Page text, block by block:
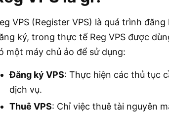
VPS (Register VPS) là quá trình
ký, trong thực tế Reg VPS được
một máy chủ ảo để sử dụng:
Đăng ký VPS: Thực hiện các thủ tục
dịch vụ.
Thuê VPS: Chỉ việc thuê tài nguyên